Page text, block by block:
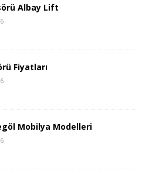
Albay Lift
Fiyatları
Mobilya Modelleri